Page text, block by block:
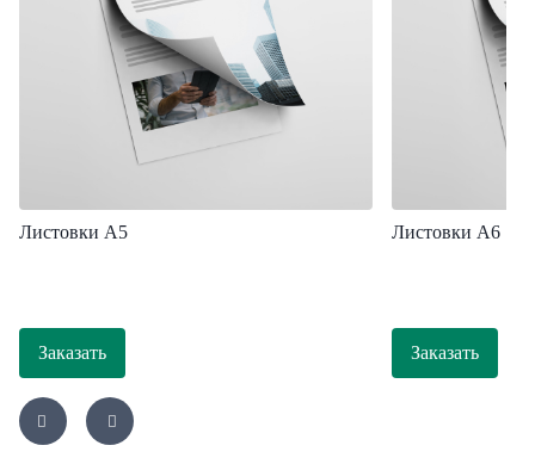
Листовки А5
Заказать
Листовки А6
Заказать